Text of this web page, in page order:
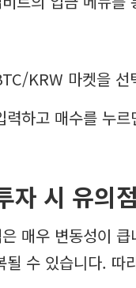
KRW 마켓을 선
력하고 매수를 누
자 시 유의점
매우 변동성이
될 수 있습니다. 따